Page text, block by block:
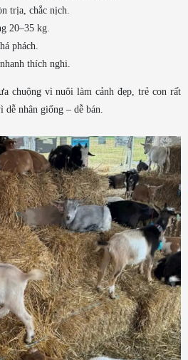
trịa, chắc nịch.
20–35 kg.
phách.
thích nghi.
chuộng vì nuôi làm cảnh đẹp, trẻ con rất
nhân giống – dễ bán.